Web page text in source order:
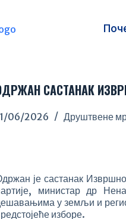
САСТАНАК
06/2026 Друштвене
је састанак
министар др
у земљи и
изборе.